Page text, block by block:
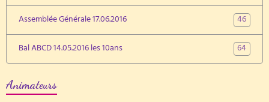
Assemblée Générale 17.06.2016
46
Bal ABCD 14.05.2016 les 10ans
64
Animateurs